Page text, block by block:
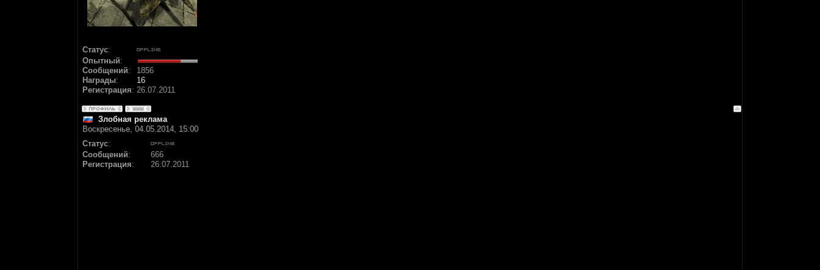
Статус:
Опытный:
Сообщений:
1856
Награды:
16
Регистрация: 26.07.2011
Злобная реклама
Воскресенье, 04.05.2014, 15:00
Статус:
Сообщений:
666
Регистрация: 26.07.2011